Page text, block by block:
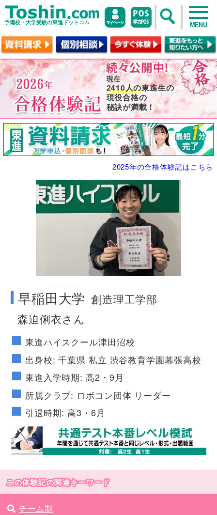
予備校・大学受験の東進ドットコム MENU
2410人の東進生の
現役合格の
秘訣が満載！
2025年の合格体験記はこちら
no image
早稲田大学 創造理工学部
森迫俐衣さん
東進ハイスクール津田沼校
出身校: 千葉県 私立 渋谷教育学園幕張高校
東進入学時期: 高2・9月
所属クラブ: ロボコン団体 リーダー
引退時期: 高3・6月
この体験記の関連キーワード
チーム制